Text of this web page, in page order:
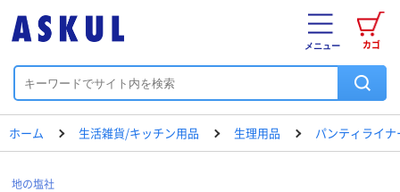
カゴ
メニュー
ホーム 生活雑貨/キッチン用品 生理用品 パンティライナ
地の塩社